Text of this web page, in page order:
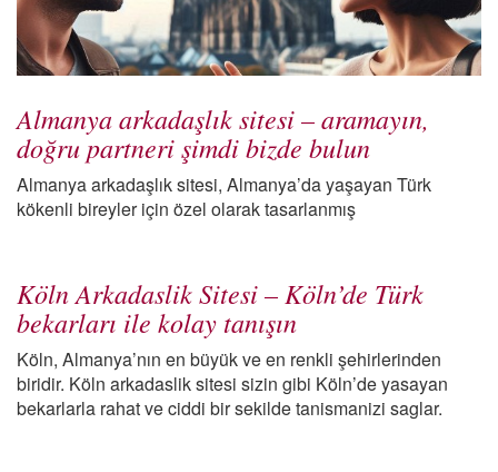
Almanya arkadaşlık sitesi – aramayın,
doğru partneri şimdi bizde bulun
Almanya arkadaşlık sitesi, Almanya’da yaşayan Türk
kökenli bireyler için özel olarak tasarlanmış
Köln Arkadaslik Sitesi – Köln’de Türk
bekarları ile kolay tanışın
Köln, Almanya’nın en büyük ve en renkli şehirlerinden
biridir. Köln arkadaslik sitesi sizin gibi Köln’de yasayan
bekarlarla rahat ve ciddi bir sekilde tanismanizi saglar.